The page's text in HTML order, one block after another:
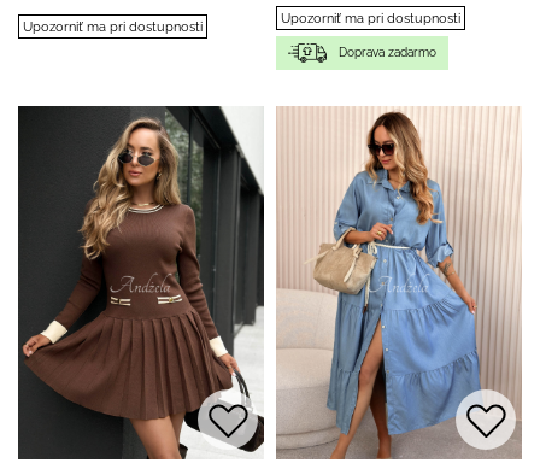
Upozorniť ma pri dostupnosti
Upozorniť ma pri dostupnosti
Doprava zadarmo